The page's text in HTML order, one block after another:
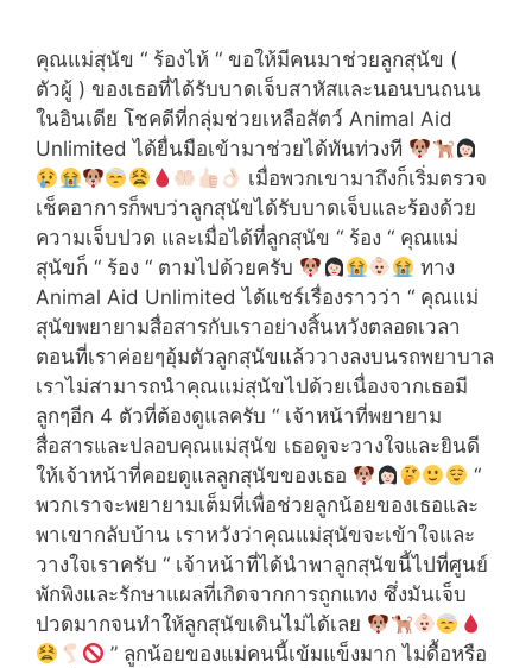
คุณแม่สุนัข “ ร้องไห้ “ ขอให้มีคนมาช่วยลูกสุนัข (
ตัวผู้ ) ของเธอที่ได้รับบาดเจ็บสาหัสและนอนบนถนน
ในอินเดีย โชคดีที่กลุ่มช่วยเหลือสัตว์ Animal Aid
Unlimited ได้ยื่นมือเข้ามาช่วยได้ทันท่วงที
เมื่อพวกเขามาถึงก็เริ่มตรวจ
เช็คอาการก็พบว่าลูกสุนัขได้รับบาดเจ็บและร้องด้วย
ความเจ็บปวด และเมื่อได้ที่ลูกสุนัข “ ร้อง “ คุณแม่
สุนัขก็ “ ร้อง “ ตามไปด้วยครับ
ทาง
Animal Aid Unlimited ได้แชร์เรื่องราวว่า “ คุณแม่
สุนัขพยายามสื่อสารกับเราอย่างสิ้นหวังตลอดเวลา
ตอนที่เราค่อยๆอุ้มตัวลูกสุนัขแล้ววางลงบนรถพยาบาล
เราไม่สามารถนำคุณแม่สุนัขไปด้วยเนื่องจากเธอมี
ลูกๆอีก 4 ตัวที่ต้องดูแลครับ “ เจ้าหน้าที่พยายาม
สื่อสารและปลอบคุณแม่สุนัข เธอดูจะวางใจและยินดี
ให้เจ้าหน้าที่คอยดูแลลูกสุนัขของเธอ
“
พวกเราจะพยายามเต็มที่เพื่อช่วยลูกน้อยของเธอและ
พาเขากลับบ้าน เราหวังว่าคุณแม่สุนัขจะเข้าใจและ
วางใจเราครับ “ เจ้าหน้าที่ได้นำพาลูกสุนัขนี้ไปที่ศูนย์
พักพิงและรักษาแผลที่เกิดจากการถูกแทง ซึ่งมันเจ็บ
ปวดมากจนทำให้ลูกสุนัขเดินไม่ได้เลย
” ลูกน้อยของแม่คนนี้เข้มแข็งมาก ไม่ดื้อหรือ